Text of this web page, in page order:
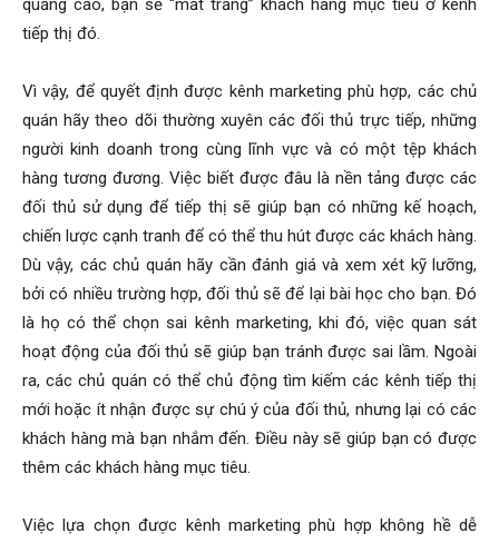
quảng cáo, bạn sẽ “mất trắng” khách hàng mục tiêu ở kênh
tiếp thị đó.
Vì vậy, để quyết định được kênh marketing phù hợp, các chủ
quán hãy theo dõi thường xuyên các đối thủ trực tiếp, những
người kinh doanh trong cùng lĩnh vực và có một tệp khách
hàng tương đương. Việc biết được đâu là nền tảng được các
đối thủ sử dụng để tiếp thị sẽ giúp bạn có những kế hoạch,
chiến lược cạnh tranh để có thể thu hút được các khách hàng.
Dù vậy, các chủ quán hãy cần đánh giá và xem xét kỹ lưỡng,
bởi có nhiều trường hợp, đối thủ sẽ để lại bài học cho bạn. Đó
là họ có thể chọn sai kênh marketing, khi đó, việc quan sát
hoạt động của đối thủ sẽ giúp bạn tránh được sai lầm. Ngoài
ra, các chủ quán có thể chủ động tìm kiếm các kênh tiếp thị
mới hoặc ít nhận được sự chú ý của đối thủ, nhưng lại có các
khách hàng mà bạn nhắm đến. Điều này sẽ giúp bạn có được
thêm các khách hàng mục tiêu.
Việc lựa chọn được kênh marketing phù hợp không hề dễ